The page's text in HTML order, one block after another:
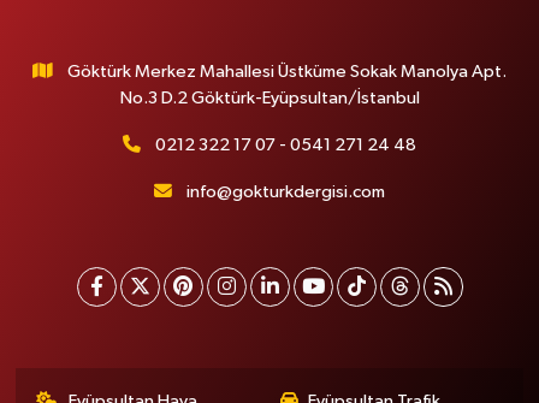
Göktürk Merkez Mahallesi Üstküme Sokak Manolya Apt.
No.3 D.2 Göktürk-Eyüpsultan/İstanbul
0212 322 17 07 - 0541 271 24 48
info@gokturkdergisi.com